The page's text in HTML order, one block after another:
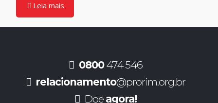
Leia mais
0800474 546
relacionamento@prorim.org.br
Doe agora!